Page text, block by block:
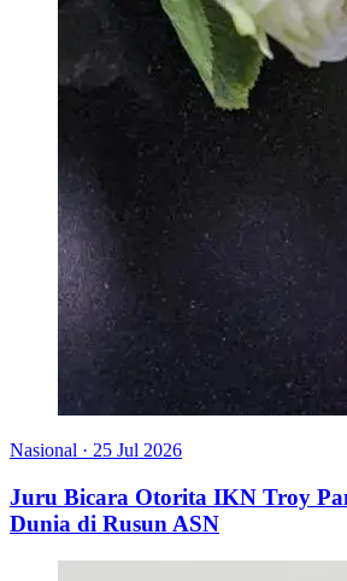
Nasional · 25 Jul 2026
Juru Bicara Otorita IKN Troy
Dunia di Rusun ASN